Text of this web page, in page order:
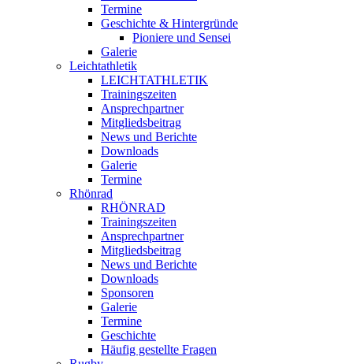
Termine
Geschichte & Hintergründe
Pioniere und Sensei
Galerie
Leichtathletik
LEICHTATHLETIK
Trainingszeiten
Ansprechpartner
Mitgliedsbeitrag
News und Berichte
Downloads
Galerie
Termine
Rhönrad
RHÖNRAD
Trainingszeiten
Ansprechpartner
Mitgliedsbeitrag
News und Berichte
Downloads
Sponsoren
Galerie
Termine
Geschichte
Häufig gestellte Fragen